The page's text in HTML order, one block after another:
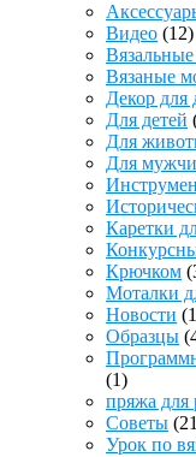
Видео (12)
Вязаные
Декор для
Для детей
Для
Для
Каретки
Крючком
Моталки
Новости
Образцы
(1)
пряжа для
Советы
Урок по